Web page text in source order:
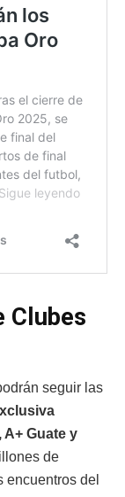
Clubes
seguir las
A+ Guate y
de
encuentros del